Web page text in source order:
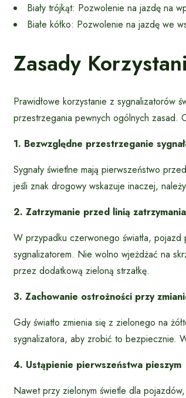
Biały trójkąt: Pozwolenie na jazdę na
Białe kółko: Pozwolenie na jazdę we
Zasady
Prawidłowe korzystanie z sygnalizatorów
przestrzegania pewnych ogólnych zasad.
1. Bezwzględne przestrzeganie
Sygnały świetlne mają pierwszeństwo
jeśli znak drogowy wskazuje inaczej,
2. Zatrzymanie przed linią zatrzymania
W przypadku czerwonego światła,
sygnalizatorem. Nie wolno wjeżdżać na
przez dodatkową zieloną strzałkę.
3. Zachowanie ostrożności przy
Gdy światło zmienia się z zielonego na
sygnalizatora, aby zrobić to bezpiecznie.
4. Ustąpienie pierwszeństwa pieszym
Nawet przy zielonym świetle dla